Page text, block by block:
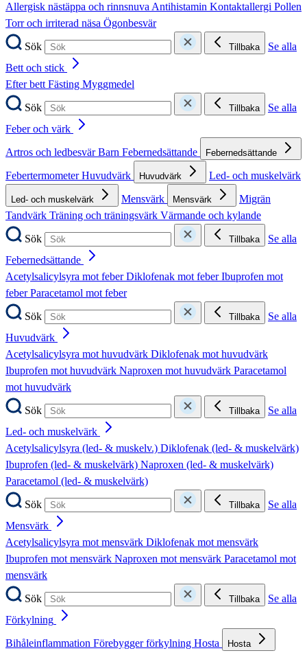
Allergisk nästäppa och rinnsnuvaAntihistamin Kontaktallergi Pollen
Torr och irriterad näsa Ögonbesvär
Sök
Tillbaka
Se alla
Bett och stick
Efter bettFästing Myggmedel
Sök
Tillbaka
Se alla
Feber och värk
Artros och ledbesvärBarn Febernedsättande Febernedsättande
FebertermometerHuvudvärk Huvudvärk Led- och muskelvärk
Led- och muskelvärk Mensvärk Mensvärk
Migrän
Tandvärk Träning och träningsvärk Värmande och kylande
Sök
Tillbaka
Se alla
Febernedsättande
Acetylsalicylsyra mot feberDiklofenak mot feberIbuprofen mot
feberParacetamol mot feber
Sök
Tillbaka
Se alla
Huvudvärk
Acetylsalicylsyra mot huvudvärk Diklofenak mot huvudvärk
Ibuprofen mot huvudvärk Naproxen mot huvudvärk Paracetamol
mot huvudvärk
Sök
Tillbaka
Se alla
Led- och muskelvärk
Acetylsalicylsyra (led- & muskelv.) Diklofenak (led- & muskelvärk)
Ibuprofen (led- & muskelvärk) Naproxen (led- & muskelvärk)
Paracetamol (led- & muskelvärk)
Sök
Tillbaka
Se alla
Mensvärk
Acetylsalicylsyra mot mensvärk Diklofenak mot mensvärk
Ibuprofen mot mensvärk Naproxen mot mensvärk Paracetamol mot
mensvärk
Sök
Tillbaka
Se alla
Förkylning
Bihåleinflammation Förebygger förkylning Hosta Hosta